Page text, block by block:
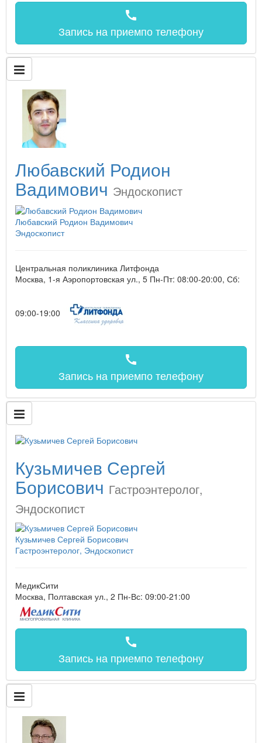
call
Запись на приемпо телефону
Любавский Родион
Вадимович Эндоскопист
Любавский Родион Вадимович
Эндоскопист
Центральная поликлиника Литфонда
Москва, 1-я Аэропортовская ул., 5 Пн-Пт: 08:00-20:00, Сб:
09:00-19:00
call
Запись на приемпо телефону
Кузьмичев Сергей
Борисович Гастроэнтеролог,
Эндоскопист
Кузьмичев Сергей Борисович
Гастроэнтеролог, Эндоскопист
МедикСити
Москва, Полтавская ул., 2 Пн-Вс: 09:00-21:00
call
Запись на приемпо телефону